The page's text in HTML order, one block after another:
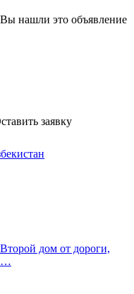
нашли это объявление
заявку
дом от дороги,